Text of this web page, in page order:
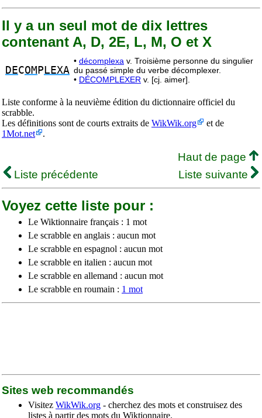
Il y a un seul mot de dix lettres
contenant A, D, 2E, L, M, O et X
DECOM P LEXA
• décomplexa v. Troisième personne du singulier
du passé simple du verbe décomplexer.
• DÉCOMPLEXER v. [cj. aimer].
Liste conforme à la neuvième édition du dictionnaire officiel du
scrabble.
Les définitions sont de courts extraits de WikWik.org
et de
1Mot.net
.
Haut de page
Liste précédente
Liste suivante
Voyez cette liste pour :
Le Wiktionnaire français : 1 mot
Le scrabble en anglais : aucun mot
Le scrabble en espagnol : aucun mot
Le scrabble en italien : aucun mot
Le scrabble en allemand : aucun mot
Le scrabble en roumain : 1 mot
Sites web recommandés
Visitez WikWik.org - cherchez des mots et construisez des
listes à partir des mots du Wiktionnaire.